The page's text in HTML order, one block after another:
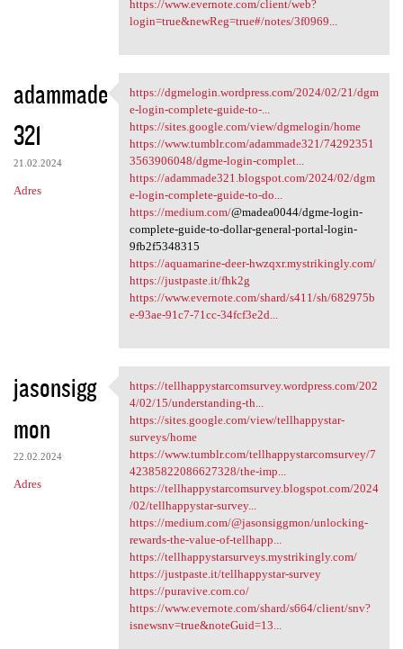
https://www.evernote.com/client/web?
login=true&newReg=true#/notes/3f0969...
adammade
321
21.02.2024
Adres
https://dgmelogin.wordpress
https://dgmelogin.wordpress.com/2024/02/21/dgm
e-login-complete-guide-to-...
https://sites.google.com/view/dgmelogin/home
https://www.tumblr.com/adammade321/74292351
3563906048/dgme-login-complet...
https://adammade321.blogspot.com/2024/02/dgm
e-login-complete-guide-to-do...
https://medium.com/@madea0044/dgme-login-
complete-guide-to-dollar-general-portal-login-
9fb2f5348315
https://aquamarine-deer-hwzqxr.mystrikingly.com/
https://justpaste.it/fhk2g
https://www.evernote.com/shard/s411/sh/682975b
e-93ae-91c7-71cc-34fcf3e2d...
jasonsigg
mon
22.02.2024
Adres
https:/
https://tellhappystarcomsurvey.wordpress.com/202
4/02/15/understanding-th...
https://sites.google.com/view/tellhappystar-
surveys/home
https://www.tumblr.com/tellhappystarcomsurvey/7
42385822086627328/the-imp...
https://tellhappystarcomsurvey.blogspot.com/2024
/02/tellhappystar-survey...
https://medium.com/@jasonsiggmon/unlocking-
rewards-the-value-of-tellhapp...
https://tellhappystarsurveys.mystrikingly.com/
https://justpaste.it/tellhappystar-survey
https://puravive.com.co/
https://www.evernote.com/shard/s664/client/snv?
isnewsnv=true&noteGuid=13...